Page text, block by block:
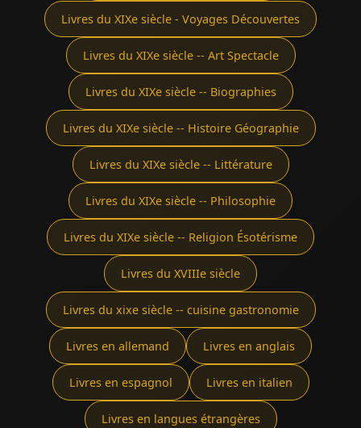
Livres du XIXe siècle - Voyages Découvertes
Livres du XIXe siècle -- Art Spectacle
Livres du XIXe siècle -- Biographies
Livres du XIXe siècle -- Histoire Géographie
Livres du XIXe siècle -- Littérature
Livres du XIXe siècle -- Philosophie
Livres du XIXe siècle -- Religion Ésotérisme
Livres du XVIIIe siècle
Livres du xixe siècle -- cuisine gastronomie
Livres en allemand Livres en anglais
Livres en espagnol Livres en italien
Livres en langues étrangères